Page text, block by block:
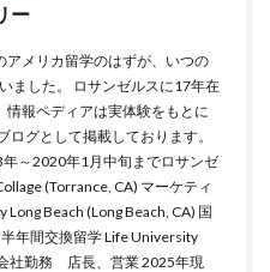
ー
アメリカ留学のはずが、いつの
ました。 ロサンゼルスに17年在
報ペディアは実体験をもとに
グとして掲載しております。
～2020年1月中旬までロサンゼ
(Torrance, CA) マーケティ
Beach (Long Beach, CA) 国
年間交換留学 Life University
社勤務 店長、営業 2025年現